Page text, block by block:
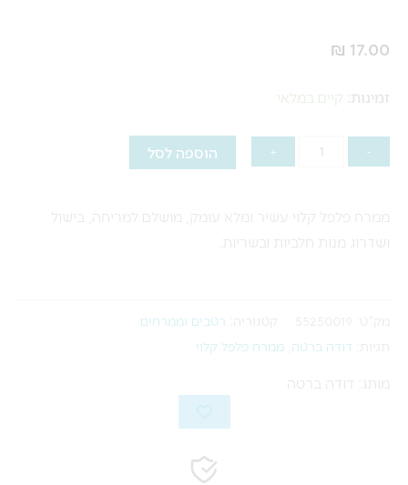
₪ 17.00
זמינות: קיים במלאי
-
כמות
ממרח
דודה
ברטה
+ הוספה לסל
ממרח פלפל קלוי עשיר ומלא עומק, מושלם למריחה, בישול
ושדרוג מנות חלביות ובשריות.
מק"ט: 55250019 קטגוריה: רטבים וממרחים
דודה ברטה ממרח פלפל קלוי
מותג: דודה ברטה